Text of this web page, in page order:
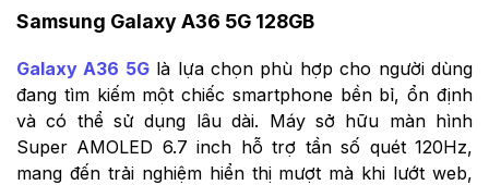
Samsung Galaxy A36 5G 128GB
Galaxy A36 5Glà lựa chọn phù hợp cho người dùng
đang tìm kiếm một chiếc smartphone bền bỉ, ổn định
và có thể sử dụng lâu dài. Máy sở hữu màn hình
Super AMOLED 6.7 inch hỗ trợ tần số quét 120Hz,
mang đến trải nghiệm hiển thị mượt mà khi lướt web,